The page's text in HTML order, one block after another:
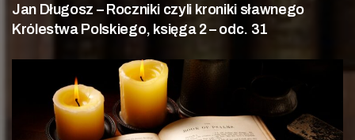
Jan Długosz – Roczniki czyli kroniki sławnego
Królestwa Polskiego, księga 2 – odc. 31